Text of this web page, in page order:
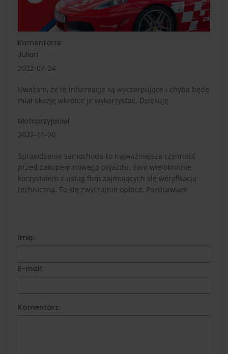
Komentarze
Julian
2022-07-24
Uważam, że te informacje są wyczerpujące i chyba będę
miał okazję wkrótce je wykorzystać. Dziękuję
Motoprzyjaciel
2022-11-20
Sprawdzenie samochodu to najważniejsza czynność
przed zakupem nowego pojazdu. Sam wielokrotnie
korzystałem z usług firm zajmujących się weryfikacją
techniczną. To się zwyczajnie opłaca. Pozdrawiam
Imię:
E-mail:
Komentarz: